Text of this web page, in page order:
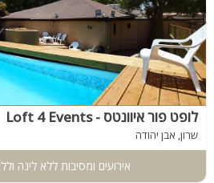
לופט פור איוונטס - Loft 4 Events
שרון, אבן יהודה
אירועים ומסיבות ללא לינה